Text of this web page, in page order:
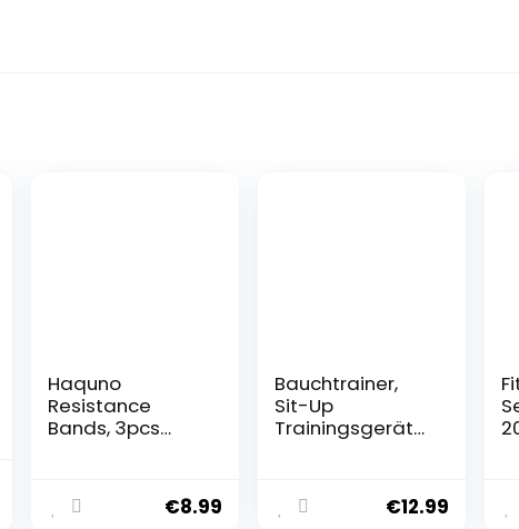
Haquno
Resistance
Bands, 3pcs
Widerstandsbän
der Set mit
€8.99
Bauchtrainer,
Sit-Up
Trainingsgeräte
Ganzkörpertrain
er für Zuhause 6
€12.99